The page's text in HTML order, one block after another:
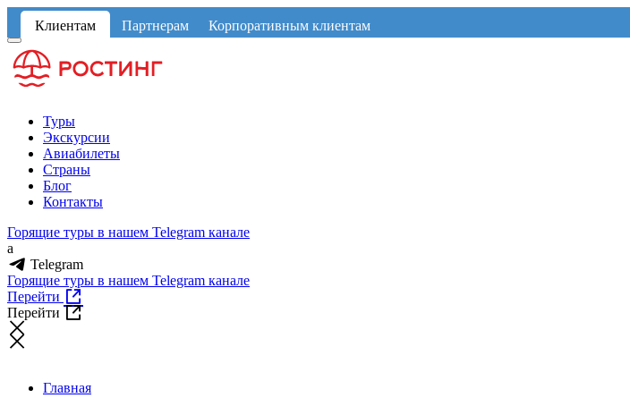
Клиентам Партнерам Корпоративным клиентам
Туры
Экскурсии
Авиабилеты
Страны
Блог
Контакты
Горящие туры в нашем Telegram канале
a
Telegram
Горящие туры в нашем Telegram канале
Перейти
Перейти
Главная